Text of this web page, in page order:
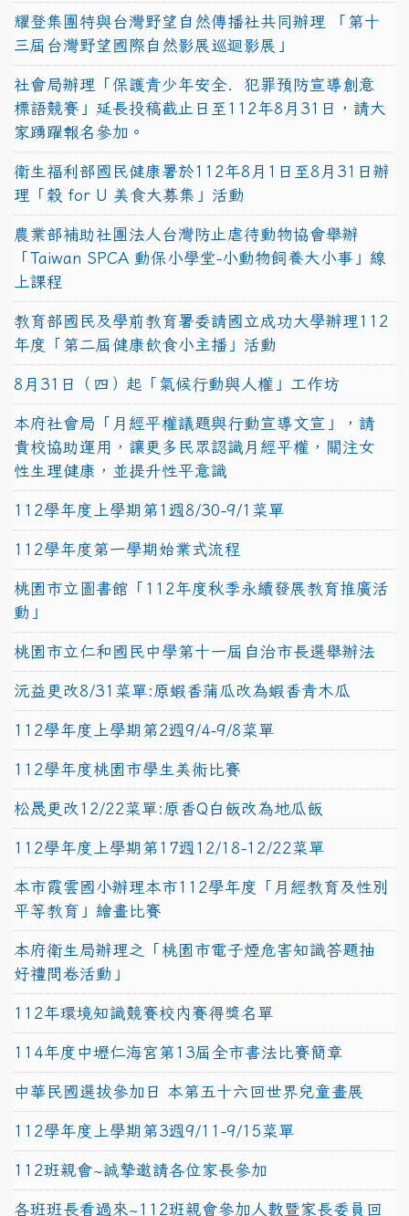
耀登集團特與台灣野望自然傳播社共同辦理 「第十
三屆台灣野望國際自然影展巡迴影展」
社會局辦理「保護青少年安全．犯罪預防宣導創意
標語競賽」延長投稿截止日至112年8月31日，請大
家踴躍報名參加。
衛生福利部國民健康署於112年8月1日至8月31日辦
理「穀 for U 美食大募集」活動
農業部補助社團法人台灣防止虐待動物協會舉辦
「Taiwan SPCA 動保小學堂-小動物飼養大小事」線
上課程
教育部國民及學前教育署委請國立成功大學辦理112
年度「第二屆健康飲食小主播」活動
8月31日（四）起「氣候行動與人權」工作坊
本府社會局「月經平權議題與行動宣導文宣」，請
貴校協助運用，讓更多民眾認識月經平權，關注女
性生理健康，並提升性平意識
112學年度上學期第1週8/30-9/1菜單
112學年度第一學期始業式流程
桃園市立圖書館「112年度秋季永續發展教育推廣活
動」
桃園市立仁和國民中學第十一屆自治市長選舉辦法
沅益更改8/31菜單:原蝦香蒲瓜改為蝦香青木瓜
112學年度上學期第2週9/4-9/8菜單
112學年度桃園市學生美術比賽
松晟更改12/22菜單:原香Q白飯改為地瓜飯
112學年度上學期第17週12/18-12/22菜單
本市霞雲國小辦理本市112學年度「月經教育及性別
平等教育」繪畫比賽
本府衛生局辦理之「桃園市電子煙危害知識答題抽
好禮問卷活動」
112年環境知識競賽校內賽得獎名單
114年度中壢仁海宮第13屆全市書法比賽簡章
中華民國選拔參加日 本第五十六回世界兒童畫展
112學年度上學期第3週9/11-9/15菜單
112班親會~誠摯邀請各位家長參加
各班班長看過來~112班親會參加人數暨家長委員回